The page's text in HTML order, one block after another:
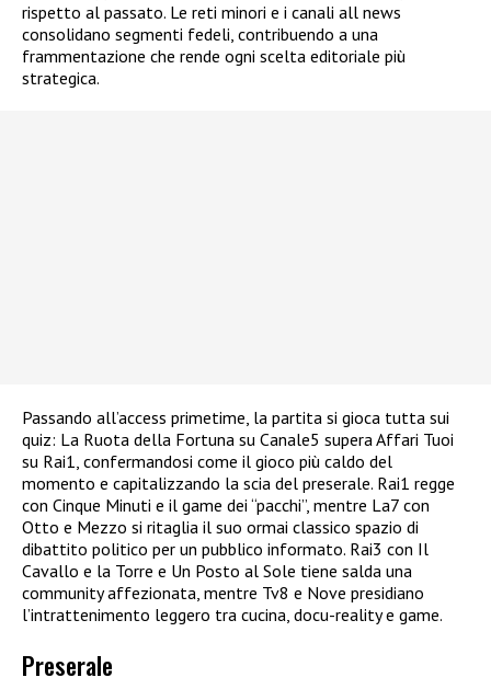
rispetto al passato. Le reti minori e i canali all news
consolidano segmenti fedeli, contribuendo a una
frammentazione che rende ogni scelta editoriale più
strategica.
Passando all’access primetime, la partita si gioca tutta sui
quiz: La Ruota della Fortuna su Canale5 supera Affari Tuoi
su Rai1, confermandosi come il gioco più caldo del
momento e capitalizzando la scia del preserale. Rai1 regge
con Cinque Minuti e il game dei “pacchi”, mentre La7 con
Otto e Mezzo si ritaglia il suo ormai classico spazio di
dibattito politico per un pubblico informato. Rai3 con Il
Cavallo e la Torre e Un Posto al Sole tiene salda una
community affezionata, mentre Tv8 e Nove presidiano
l’intrattenimento leggero tra cucina, docu-reality e game.
Preserale